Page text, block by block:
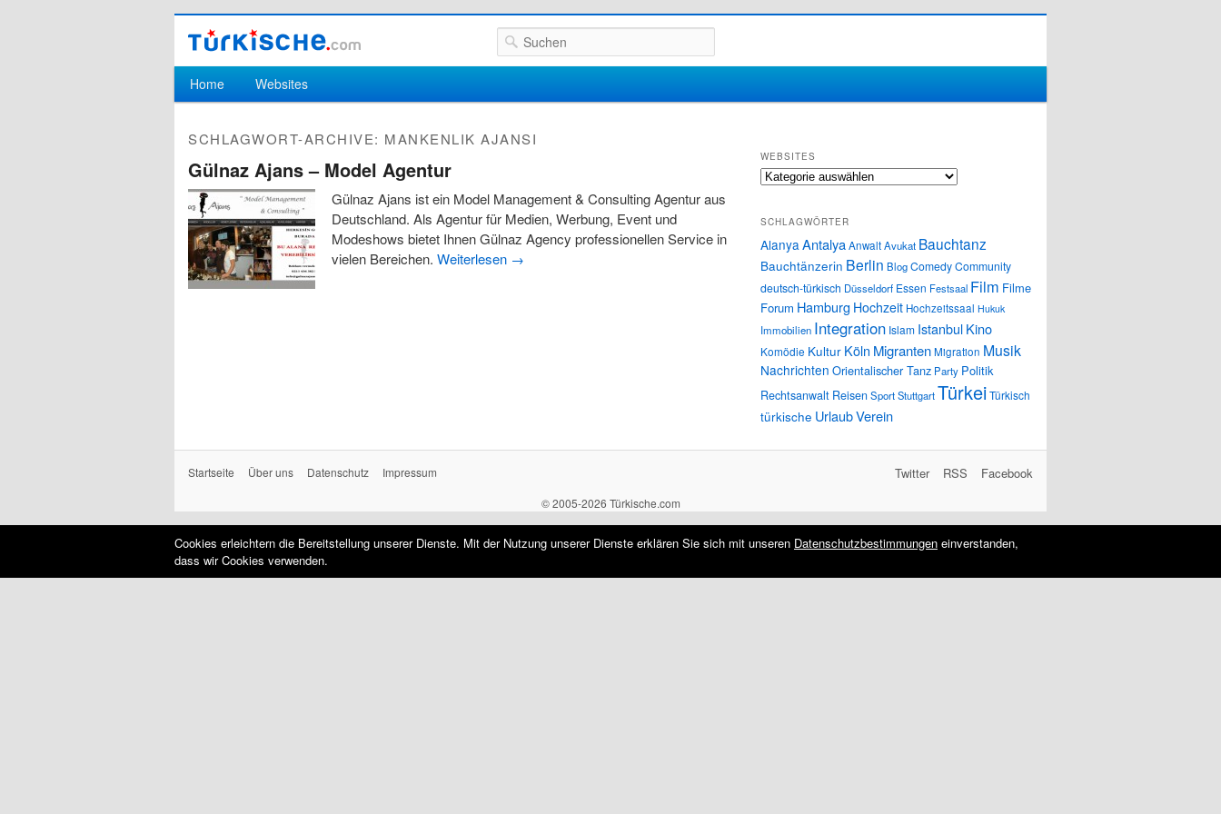
Suchen
Hauptmenü
Zum Inhalt wechseln
Zum sekundären Inhalt wechseln
Home Websites
SCHLAGWORT-ARCHIVE: MANKENLIK AJANSI
Gülnaz Ajans – Model Agentur
Gülnaz Ajans ist ein Model Management & Consulting Agentur aus
Deutschland. Als Agentur für Medien, Werbung, Event und
Modeshows bietet Ihnen Gülnaz Agency professionellen Service in
vielen Bereichen. Weiterlesen →
WEBSITES
Websites
SCHLAGWÖRTER
Alanya AntalyaAnwaltAvukat Bauchtanz
Bauchtänzerin Berlin BlogComedyCommunity
deutsch-türkisch Düsseldorf Essen Festsaal Film Filme
Forum Hamburg Hochzeit Hochzeitssaal Hukuk
Immobilien Integration Islam IstanbulKino
Komödie Kultur Köln MigrantenMigration Musik
Nachrichten Orientalischer Tanz Party Politik
Rechtsanwalt ReisenSportStuttgartTürkeiTürkisch
türkische UrlaubVerein
Startseite Über uns Datenschutz Impressum Facebook
RSS
Twitter
© 2005-2026 Türkische.com
Cookies erleichtern die Bereitstellung unserer Dienste. Mit der Nutzung unserer Dienste erklären Sie sich mit unseren Datenschutzbestimmungen einverstanden,
dass wir Cookies verwenden.